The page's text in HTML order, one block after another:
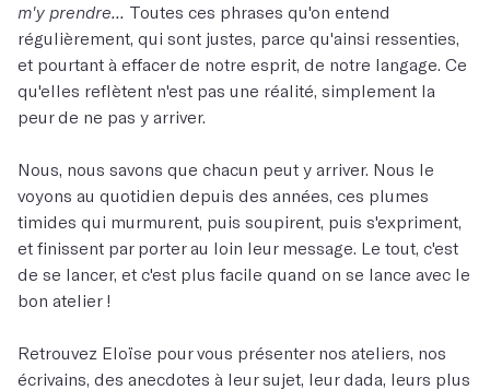
m'y prendre... Toutes ces phrases qu'on entend
régulièrement, qui sont justes, parce qu'ainsi ressenties,
et pourtant à effacer de notre esprit, de notre langage. Ce
qu'elles reflètent n'est pas une réalité, simplement la
peur de ne pas y arriver.
Nous, nous savons que chacun peut y arriver. Nous le
voyons au quotidien depuis des années, ces plumes
timides qui murmurent, puis soupirent, puis s'expriment,
et finissent par porter au loin leur message. Le tout, c'est
de se lancer, et c'est plus facile quand on se lance avec le
bon atelier !
Retrouvez Eloïse pour vous présenter nos ateliers, nos
écrivains, des anecdotes à leur sujet, leur dada, leurs plus